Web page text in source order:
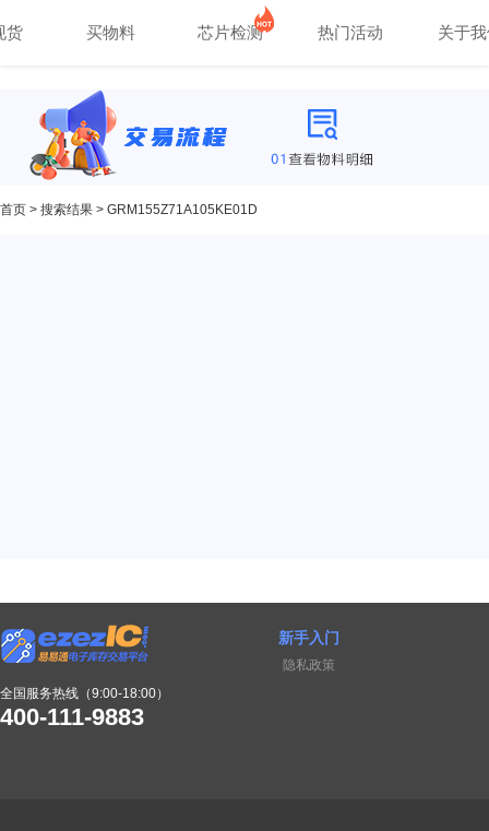
货 买物料 芯片检测 热门活动 关于
首页 > 搜索结果 > GRM155Z71A105KE01D
全国服务热线（9:00-18:00）
400-111-9883
新手入门
隐私政策